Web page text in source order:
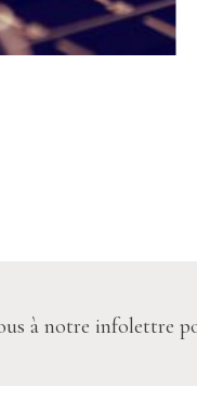
à notre infolettre